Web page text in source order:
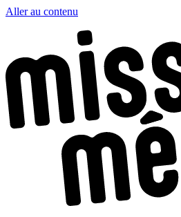
Aller au contenu